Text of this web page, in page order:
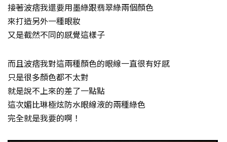
接著波痞我還要用墨綠跟翡翠綠兩個顏色
來打造另外一種眼妝
又是截然不同的感覺這樣子
而且波痞我對這兩種顏色的眼線一直很有好感
只是很多顏色都不太對
就是說不上來的差了一點點
這次媚比琳極炫防水眼線液的兩種綠色
完全就是我要的啊！